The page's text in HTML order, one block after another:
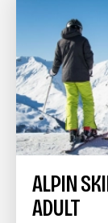
ALPIN
ADULT